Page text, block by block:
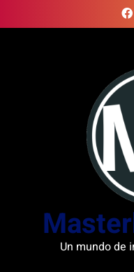
to
Un mundo de